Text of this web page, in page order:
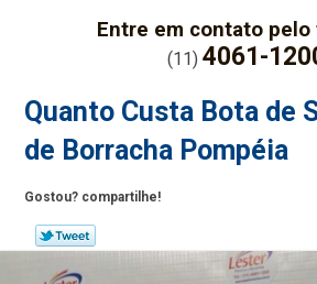
Entre em contato
(11) 4061-
Quanto Custa Bota de
de Borracha Pompéia
Gostou? compartilhe!